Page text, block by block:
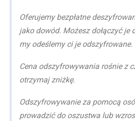
Oferujemy bezpłatne
jako dowód. Możesz dołączyć je
my odeślemy ci je odszyfrowane.
Cena odszyfrowywania rośnie z
otrzymaj zniżkę.
Odszyfrowywanie za pomocą
prowadzić do oszustwa lub